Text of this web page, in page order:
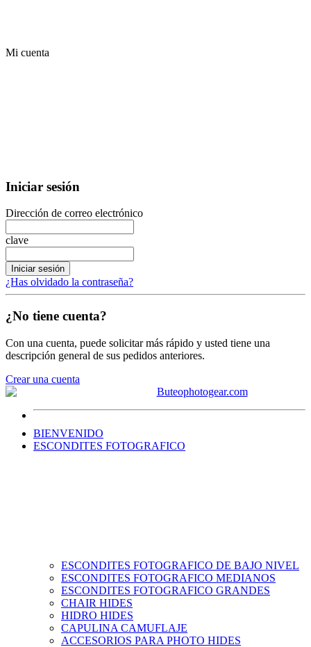
Mi cuenta
Iniciar sesión
Dirección de correo electrónico
clave
Iniciar sesión
¿Has olvidado la contraseña?
¿No tiene cuenta?
Con una cuenta, puede solicitar más rápido y usted tiene una
descripción general de sus pedidos anteriores.
Crear una cuenta
BIENVENIDO
ESCONDITES FOTOGRAFICO
ESCONDITES FOTOGRAFICO DE BAJO NIVEL
ESCONDITES FOTOGRAFICO MEDIANOS
ESCONDITES FOTOGRAFICO GRANDES
CHAIR HIDES
HIDRO HIDES
CAPULINA CAMUFLAJE
ACCESORIOS PARA PHOTO HIDES